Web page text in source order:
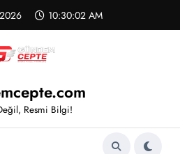
10:30:02 AM
Resmi Bilgi!